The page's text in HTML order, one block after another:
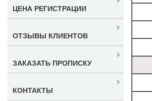
ЦЕНА РЕГИСТРАЦИИ
ОТЗЫВЫ КЛИЕНТОВ
ЗАКАЗАТЬ ПРОПИСКУ
КОНТАКТЫ